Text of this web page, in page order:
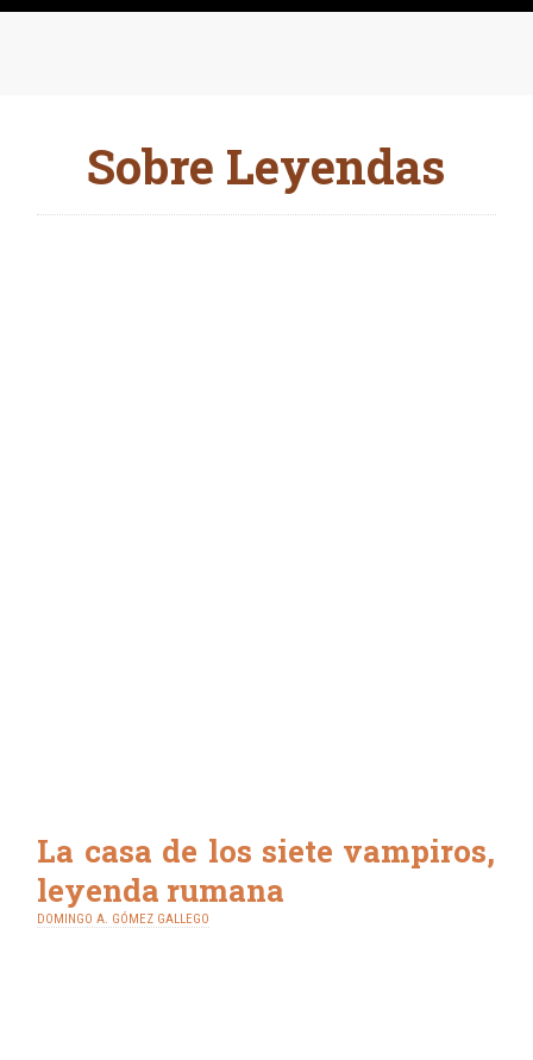
Sobre Leyendas
La casa de los siete vampiros,
leyenda rumana
DOMINGO A. GÓMEZ GALLEGO